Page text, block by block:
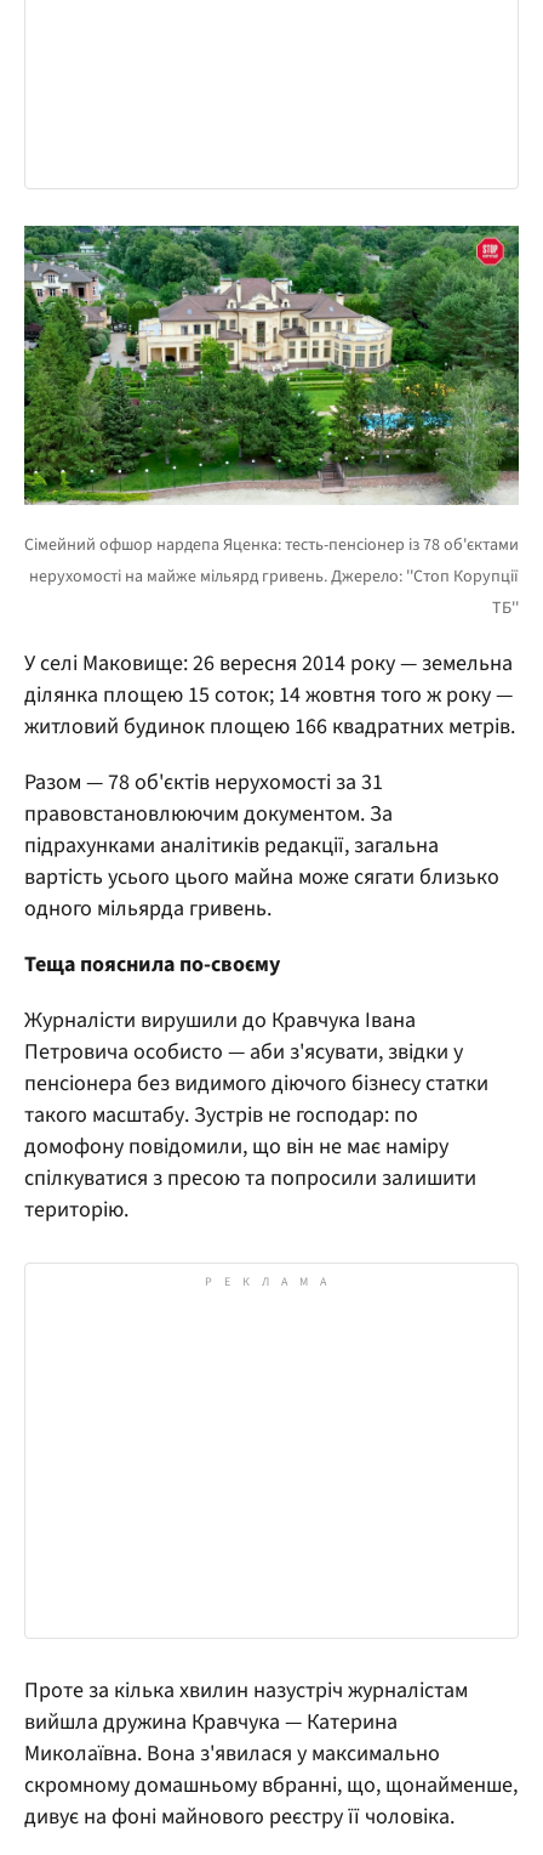
У селі Маковище: 26 вересня 2014 року — земельна
ділянка площею 15 соток; 14 жовтня того ж року —
житловий будинок площею 166 квадратних метрів.
Разом — 78 об'єктів нерухомості за 31
правовстановлюючим документом. За
підрахунками аналітиків редакції, загальна
вартість усього цього майна може сягати близько
одного мільярда гривень.
Теща пояснила по-своєму
Журналісти вирушили до Кравчука Івана
Петровича особисто — аби з'ясувати, звідки у
пенсіонера без видимого діючого бізнесу статки
такого масштабу. Зустрів не господар: по
домофону повідомили, що він не має наміру
спілкуватися з пресою та попросили залишити
територію.
Проте за кілька хвилин назустріч журналістам
вийшла дружина Кравчука — Катерина
Миколаївна. Вона з'явилася у максимально
скромному домашньому вбранні, що, щонайменше,
дивує на фоні майнового реєстру її чоловіка.